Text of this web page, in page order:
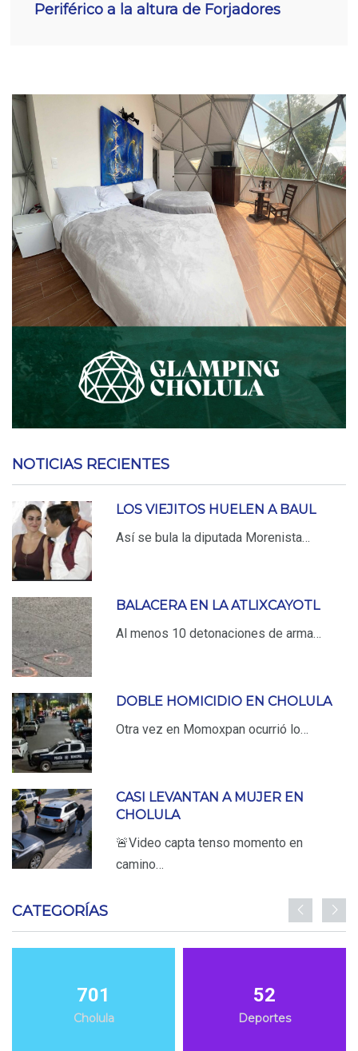
Periférico a la altura de Forjadores
NOTICIAS RECIENTES
LOS VIEJITOS HUELEN A BAUL
Así se bula la diputada Morenista…
BALACERA EN LA ATLIXCAYOTL
Al menos 10 detonaciones de arma…
DOBLE HOMICIDIO EN CHOLULA
Otra vez en Momoxpan ocurrió lo…
CASI LEVANTAN A MUJER EN
CHOLULA
🚨Video capta tenso momento en
camino…
CATEGORÍAS
701
Cholula
52
Deportes